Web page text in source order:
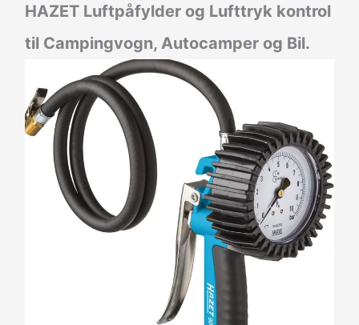
HAZET Luftpåfylder og Lufttryk kontrol
til Campingvogn, Autocamper og Bil.